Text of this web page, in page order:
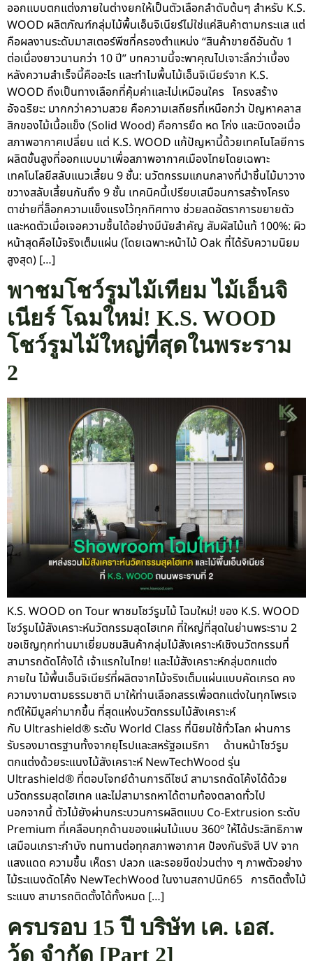
ออกแบบตกแต่งภายในต่างยกให้เป็นตัวเลือกลำดับต้นๆ สำหรับ K.S.
WOOD ผลิตภัณฑ์กลุ่มไม้พื้นเอ็นจิเนียร์ไม่ใช่แค่สินค้าตามกระแส แต่
คือผลงานระดับมาสเตอร์พีซที่ครองตำแหน่ง “สินค้าขายดีอันดับ 1
ต่อเนื่องยาวนานกว่า 10 ปี” บทความนี้จะพาคุณไปเจาะลึกว่าเบื้อง
หลังความสำเร็จนี้คืออะไร และทำไมพื้นไม้เอ็นจิเนียร์จาก K.S.
WOOD ถึงเป็นทางเลือกที่คุ้มค่าและไม่เหมือนใคร โครงสร้าง
อัจฉริยะ: มากกว่าความสวย คือความเสถียรที่เหนือกว่า ปัญหาคลาส
สิกของไม้เนื้อแข็ง (Solid Wood) คือการยืด หด โก่ง และบิดงอเมื่อ
สภาพอากาศเปลี่ยน แต่ K.S. WOOD แก้ปัญหานี้ด้วยเทคโนโลยีการ
ผลิตขั้นสูงที่ออกแบบมาเพื่อสภาพอากาศเมืองไทยโดยเฉพาะ
เทคโนโลยีสลับแนวเสี้ยน 9 ชั้น: นวัตกรรมแกนกลางที่นำชิ้นไม้มาวาง
ขวางสลับเสี้ยนกันถึง 9 ชั้น เทคนิคนี้เปรียบเสมือนการสร้างโครง
ตาข่ายที่ล็อกความแข็งแรงไว้ทุกทิศทาง ช่วยลดอัตราการขยายตัว
และหดตัวเมื่อเจอความชื้นได้อย่างมีนัยสำคัญ สัมผัสไม้แท้ 100%: ผิว
หน้าสุดคือไม้จริงเต็มแผ่น (โดยเฉพาะหน้าไม้ Oak ที่ได้รับความนิยม
สูงสุด) […]
พาชมโชว์รูมไม้เทียม ไม้เอ็นจิ
เนียร์ โฉมใหม่! K.S. WOOD
โชว์รูมไม้ใหญ่ที่สุดในพระราม
2
K.S. WOOD on Tour พาชมโชว์รูมไม้ โฉมใหม่! ของ K.S. WOOD
โชว์รูมไม้สังเคราะห์นวัตกรรมสุดไฮเทค ที่ใหญ่ที่สุดในย่านพระราม 2
ขอเชิญทุกท่านมาเยี่ยมชมสินค้ากลุ่มไม้สังเคราะห์เชิงนวัตกรรมที่
สามารถดัดโค้งได้ เจ้าแรกในไทย! และไม้สังเคราะห์กลุ่มตกแต่ง
ภายใน ไม้พื้นเอ็นจิเนียร์ที่ผลิตจากไม้จริงเต็มแผ่นแบบคัดเกรด คง
ความงามตามธรรมชาติ มาให้ท่านเลือกสรรเพื่อตกแต่งในทุกโพรเจ
กต์ให้มีมูลค่ามากขึ้น ที่สุดแห่งนวัตกรรมไม้สังเคราะห์
กับ Ultrashield® ระดับ World Class ที่นิยมใช้ทั่วโลก ผ่านการ
รับรองมาตรฐานทั้งจากยุโรปและสหรัฐอเมริกา ด้านหน้าโชว์รูม
ตกแต่งด้วยระแนงไม้สังเคราะห์ NewTechWood รุ่น
Ultrashield® ที่ตอบโจทย์ด้านการดีไซน์ สามารถดัดโค้งได้ด้วย
นวัตกรรมสุดไฮเทค และไม่สามารถหาได้ตามท้องตลาดทั่วไป
นอกจากนี้ ตัวไม้ยังผ่านกระบวนการผลิตแบบ Co-Extrusion ระดับ
Premium ที่เคลือบทุกด้านของแผ่นไม้แบบ 360º ให้ได้ประสิทธิภาพ
เสมือนเกราะกำบัง ทนทานต่อทุกสภาพอากาศ ป้องกันรังสี UV จาก
แสงแดด ความชื้น เห็ดรา ปลวก และรอยขีดข่วนต่าง ๆ ภาพตัวอย่าง
ไม้ระแนงดัดโค้ง NewTechWood ในงานสถาปนิก65 การติดตั้งไม้
ระแนง สามารถติดตั้งได้ทั้งหมด […]
ครบรอบ 15 ปี บริษัท เค. เอส.
วู้ด จำกัด [Part 2]